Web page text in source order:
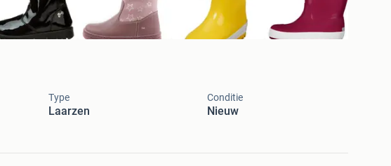
Type
Laarzen
Conditie
Nieuw